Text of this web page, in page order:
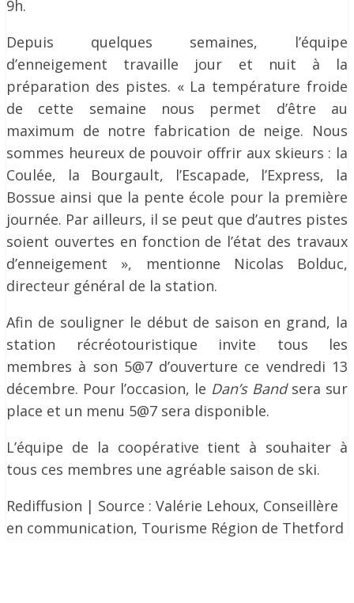
9h.
Depuis quelques semaines, l’équipe
d’enneigement travaille jour et nuit à la
préparation des pistes. « La température froide
de cette semaine nous permet d’être au
maximum de notre fabrication de neige. Nous
sommes heureux de pouvoir offrir aux skieurs : la
Coulée, la Bourgault, l’Escapade, l’Express, la
Bossue ainsi que la pente école pour la première
journée. Par ailleurs, il se peut que d’autres pistes
soient ouvertes en fonction de l’état des travaux
d’enneigement », mentionne Nicolas Bolduc,
directeur général de la station.
Afin de souligner le début de saison en grand, la
station récréotouristique invite tous les
membres à son 5@7 d’ouverture ce vendredi 13
décembre. Pour l’occasion, le Dan’s Band sera sur
place et un menu 5@7 sera disponible.
L’équipe de la coopérative tient à souhaiter à
tous ces membres une agréable saison de ski.
Rediffusion | Source : Valérie Lehoux, Conseillère
en communication, Tourisme Région de Thetford